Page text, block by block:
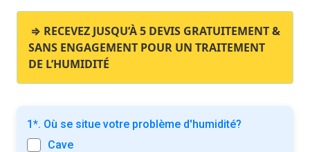
⇒ RECEVEZ JUSQU’À 5 DEVIS GRATUITEMENT &
SANS ENGAGEMENT POUR UN TRAITEMENT
DE L’HUMIDITÉ
1*. Où se situe votre problème d'humidité?
Cave